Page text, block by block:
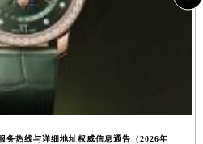
务热线与详细地址权威信息通告（2026年